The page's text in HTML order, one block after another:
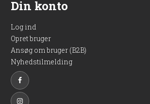
Din konto
Log ind
Opret bruger
Ansøg om bruger (B2B)
Nyhedstilmelding